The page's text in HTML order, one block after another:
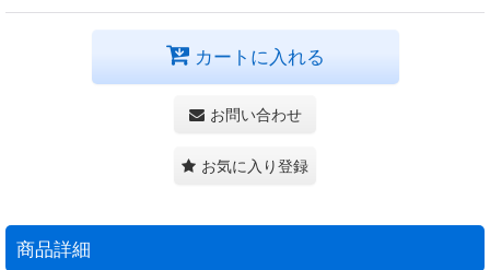
カートに入れる
お問い合わせ
お気に入り登録
商品詳細